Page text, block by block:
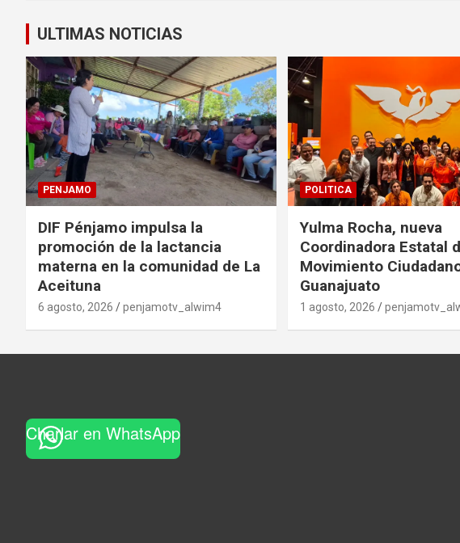
ULTIMAS NOTICIAS
PENJAMO
DIF Pénjamo impulsa la
promoción de la lactancia
materna en la comunidad de La
Aceituna
6 agosto, 2026 penjamotv_alwim4
POLITICA
Yulma Rocha, nueva
Coordinadora Estatal
Movimiento
Guanajuato
1 agosto, 2026
Charlar en WhatsApp